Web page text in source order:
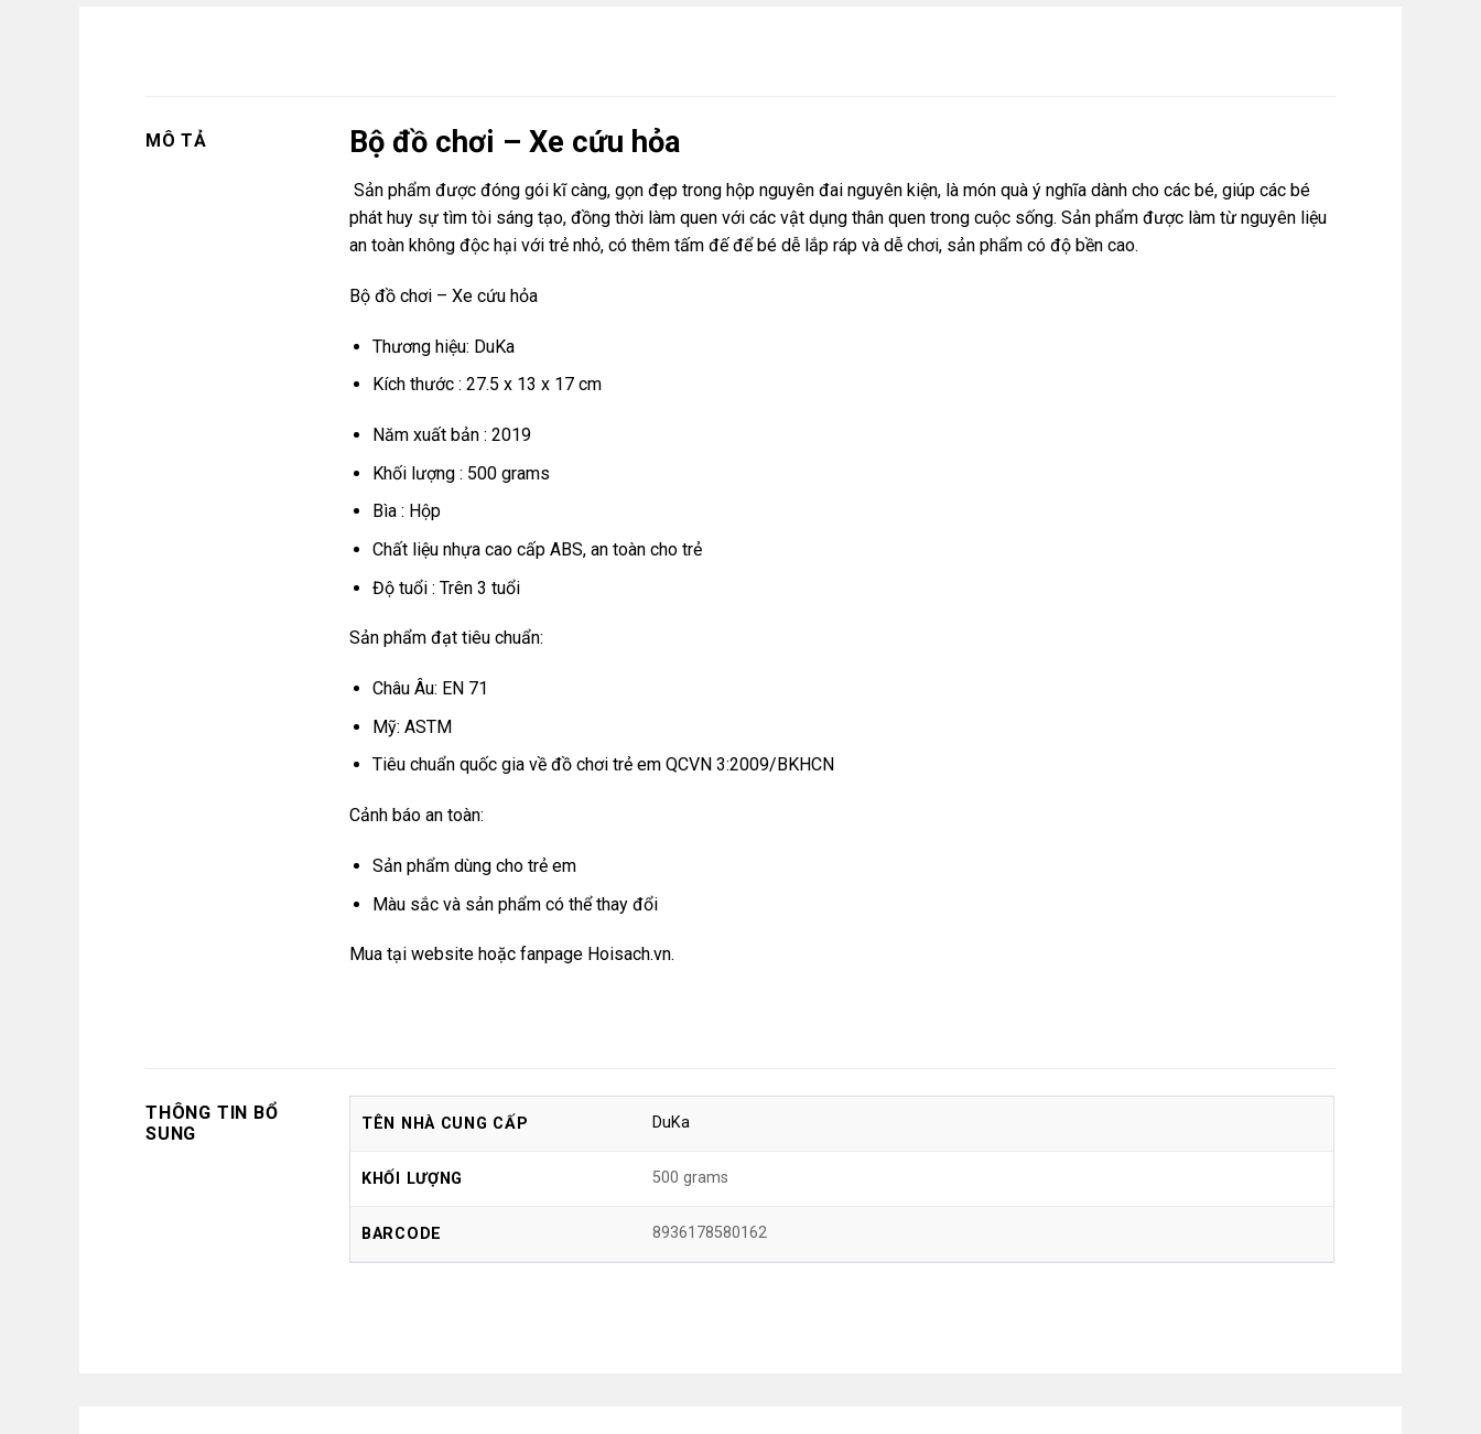
MÔ TẢ Bộ đồ chơi – Xe cứu hỏa
Sản phẩm được đóng gói kĩ càng, gọn đẹp trong hộp nguyên đai nguyên kiện, là món quà ý nghĩa dành cho các bé, giúp các bé
phát huy sự tìm tòi sáng tạo, đồng thời làm quen với các vật dụng thân quen trong cuộc sống. Sản phẩm được làm từ nguyên liệu
an toàn không độc hại với trẻ nhỏ, có thêm tấm đế để bé dễ lắp ráp và dễ chơi, sản phẩm có độ bền cao.
Bộ đồ chơi – Xe cứu hỏa
Thương hiệu: DuKa
Kích thước : 27.5 x 13 x 17 cm
Năm xuất bản : 2019
Khối lượng : 500 grams
Bìa : Hộp
Chất liệu nhựa cao cấp ABS, an toàn cho trẻ
Độ tuổi : Trên 3 tuổi
Sản phẩm đạt tiêu chuẩn:
Châu Âu: EN 71
Mỹ: ASTM
Tiêu chuẩn quốc gia về đồ chơi trẻ em QCVN 3:2009/BKHCN
Cảnh báo an toàn:
Sản phẩm dùng cho trẻ em
Màu sắc và sản phẩm có thể thay đổi
Mua tại website hoặc fanpage Hoisach.vn.
THÔNG TIN BỔ
SUNG
TÊN NHÀ CUNG CẤP DuKa
KHỐI LƯỢNG 500 grams
BARCODE 8936178580162